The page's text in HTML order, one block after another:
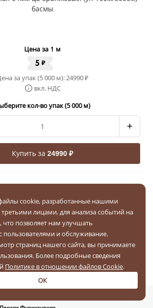
басмы
Цена за 1 м
5 ₽
за упак (5 000 м):24990₽
вкл. НДС
кол-во упак (5 000 м)
+
Купить за 24990 ₽
Резинка для одежды вязаная
оптом по выгодной цене.
Резинки для одежды вязаная
магазине 1ПФК. Бесплатная
при заказе от 20 000 рублей. Акции и
и постоянных клиентов.
cookie, разработанные нашими
лицами, для анализа событий на
что позволяет нам улучшать
пользователями и обслуживание.
страниц нашего сайта, вы принимаете
Более подробные сведения
Политике в отношении файлов Cookie.
ОК